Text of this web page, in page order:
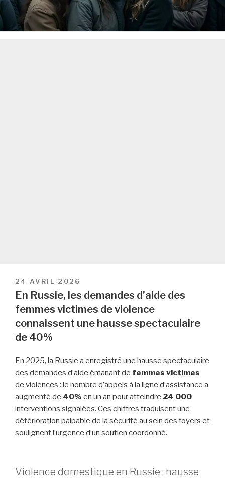
PUBLIÉ
LE
24 AVRIL 2026
En Russie, les demandes d’aide des
femmes victimes de violence
connaissent une hausse spectaculaire
de 40%
En 2025, la Russie a enregistré une hausse spectaculaire
des demandes d’aide émanant de femmes victimes
de violences : le nombre d’appels à la ligne d’assistance a
augmenté de 40% en un an pour atteindre 24 000
interventions signalées. Ces chiffres traduisent une
détérioration palpable de la sécurité au sein des foyers et
soulignent l’urgence d’un soutien coordonné.
Violence domestique en Russie : hausse